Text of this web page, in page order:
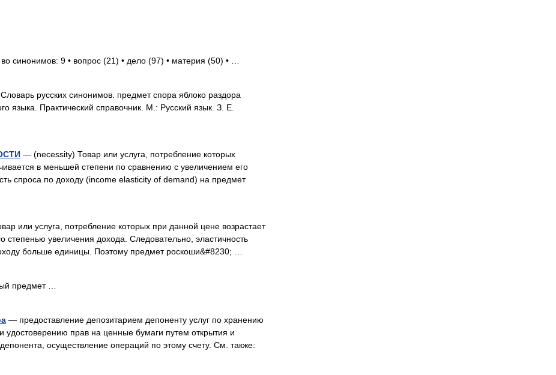
синонимов: 9 • вопрос (21) • дело (97) • материя (50) • …
русских синонимов. предмет спора яблоко раздора
языка. Практический справочник. М.: Русский язык. З. Е.
— (necessity) Товар или услуга, потребление которых
в меньшей степени по сравнению с увеличением его
спроса по доходу (income elasticity of demand) на предмет
или услуга, потребление которых при данной цене возрастает
степенью увеличения дохода. Следовательно, эластичность
больше единицы. Поэтому предмет роскоши&#8230; …
предмет …
— предоставление депозитарием депоненту услуг по хранению
удостоверению прав на ценные бумаги путем открытия и
осуществление операций по этому счету. См. также: